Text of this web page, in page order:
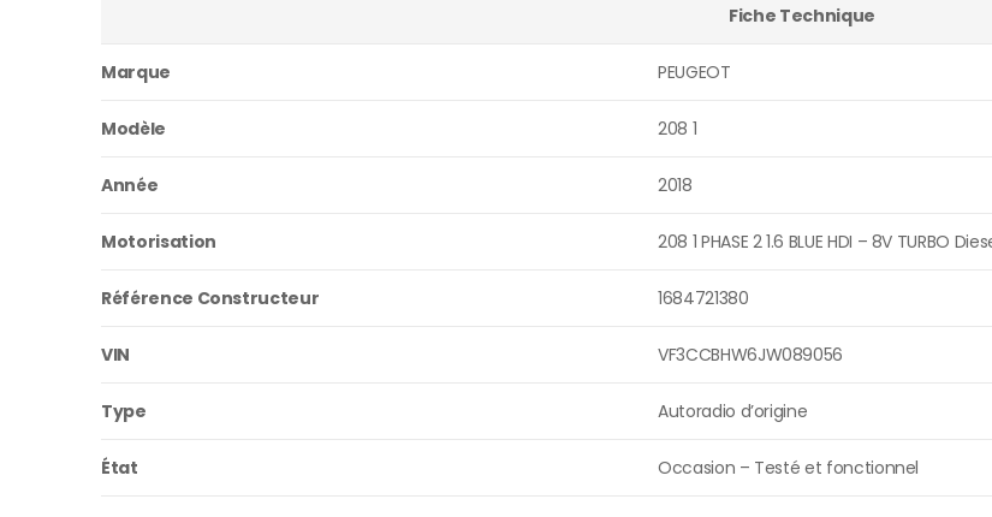
Fiche Technique
Marque PEUGEOT
Modèle 208 1
Année 2018
Motorisation 208 1 PHASE 2 1.6 BLUE HDI – 8V TURBO
Référence Constructeur 1684721380
VIN VF3CCBHW6JW089056
Type Autoradio d’origine
État Occasion – Testé et fonctionnel